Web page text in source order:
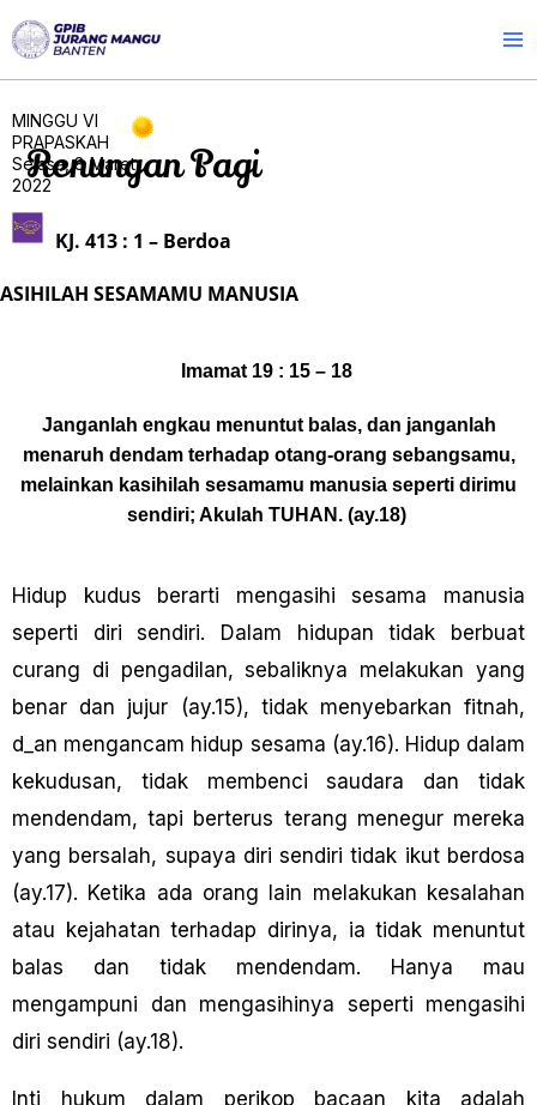
to
content
MINGGU VI
PRAPASKAH
Selasa, 8 Maret
2022
Renungan Pagi
KJ. 413 : 1 – Berdoa
SESAMAMU MANUSIA
Imamat 19 : 15 – 18
Janganlah engkau menuntut balas, dan janganlah
menaruh dendam terhadap otang-orang sebangsamu,
melainkan kasihilah sesamamu manusia seperti dirimu
sendiri; Akulah TUHAN. (ay.18)
Hidup kudus berarti mengasihi sesama manusia
seperti diri sendiri. Dalam hidupan tidak berbuat
curang di pengadilan, sebaIiknya melakukan yang
benar dan jujur (ay.15), tidak menyebarkan fitnah,
d_an mengancam hidup sesama (ay.16). Hidup dalam
kekudusan, tidak membenci saudara dan tidak
mendendam, tapi berterus terang menegur mereka
yang bersalah, supaya diri sendiri tidak ikut berdosa
(ay.17). Ketika ada orang lain melakukan kesalahan
atau kejahatan terhadap dirinya, ia tidak menuntut
balas dan tidak mendendam. Hanya mau
mengampuni dan mengasihinya seperti mengasihi
diri sendiri (ay.18).
Inti hukum dalam perikop bacaan kita adalah